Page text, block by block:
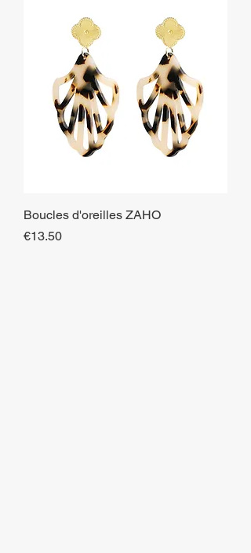
Boucles d'oreilles ZAHO
Price
€13.50